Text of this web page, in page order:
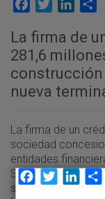
Facebook
Twitter
La firma de
281,6
construcción
nueva
La firma de un
sociedad
entidades
Scotland por un
supone completar
Facebook
Twitter